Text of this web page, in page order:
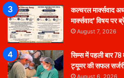
कल्चरल मार्क्सवाद
मार्क्सवाद’ विषय
August 7, 2026
सिम्स में पहली बार
ट्यूमर की सफल
August 6, 2026